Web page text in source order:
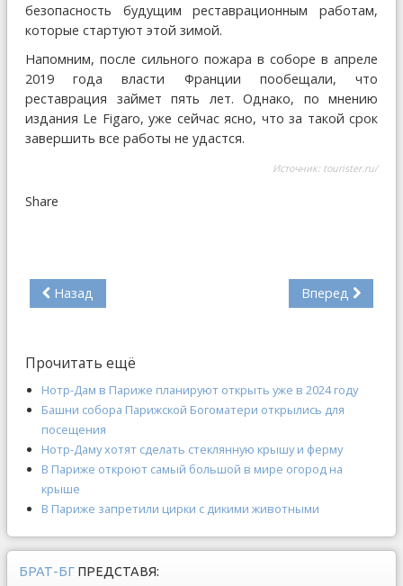
безопасность будущим реставрационным работам,
которые стартуют этой зимой.
Напомним, после сильного пожара в соборе в апреле
2019 года власти Франции пообещали, что
реставрация займет пять лет. Однако, по мнению
издания Le Figaro, уже сейчас ясно, что за такой срок
завершить все работы не удастся.
Источник: tourister.ru/
Share
Назад Вперед
Прочитать ещё
Нотр-Дам в Париже планируют открыть уже в 2024 году
Башни собора Парижской Богоматери открылись для
посещения
Нотр-Даму хотят сделать стеклянную крышу и ферму
В Париже откроют самый большой в мире огород на
крыше
В Париже запретили цирки с дикими животными
БРАТ-БГ ПРЕДСТАВЯ: